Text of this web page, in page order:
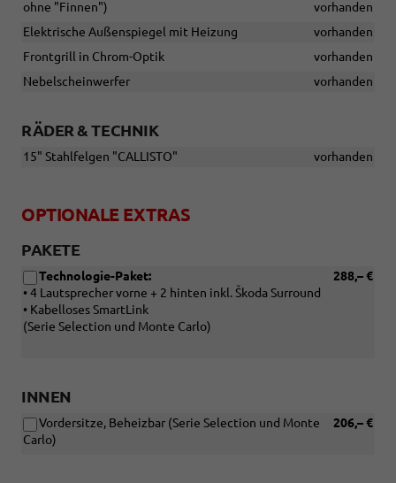
ohne "Finnen")
vorhanden
Elektrische Außenspiegel mit Heizung
vorhanden
Frontgrill in Chrom-Optik
vorhanden
Nebelscheinwerfer
vorhanden
RÄDER & TECHNIK
15" Stahlfelgen "CALLISTO" vorhanden
OPTIONALE EXTRAS
PAKETE
288,– €
Technologie-Paket:
• 4 Lautsprecher vorne + 2 hinten inkl. Škoda Surround
• Kabelloses SmartLink
(Serie Selection und Monte Carlo)
INNEN
206,– €
Vordersitze, Beheizbar (Serie Selection und Monte
Carlo)